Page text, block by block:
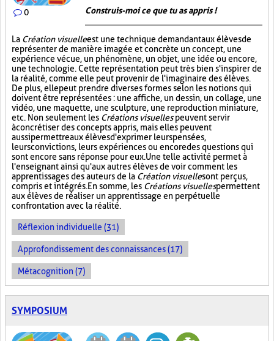
0 Construis-moi ce que tu as appris !
La Création visuelleest une technique demandant aux élèves de
représenter de manière imagée et concrète un concept, une
expérience vécue, un phénomène, un objet, une idée ou encore,
une technologie. Cette représentation peut très bien s'inspirer de
la réalité, comme elle peut provenir de l'imaginaire des élèves.
De plus, elle peut prendre diverses formes selon les notions qui
doivent être représentées : une affiche, un dessin, un collage, une
vidéo, une maquette, une sculpture, une reproduction miniature,
etc. Non seulement les Créations visuellespeuvent servir
à concrétiser des concepts appris, mais elles peuvent
aussi permettre aux élèves d'exprimer leurs pensées,
leurs convictions, leurs expériences ou encore des questions qui
sont encore sans réponse pour eux. Une telle activité permet à
l'enseignant ainsi qu'aux autres élèves de voir comment les
apprentissages des auteurs de la Création visuellesont perçus,
compris et intégrés. En somme, les Créations visuellespermettent
aux élèves de réaliser un apprentissage en perpétuelle
confrontation avec la réalité.
Réflexion individuelle (31)
Approfondissement des connaissances (17)
Métacognition (7)
SYMPOSIUM